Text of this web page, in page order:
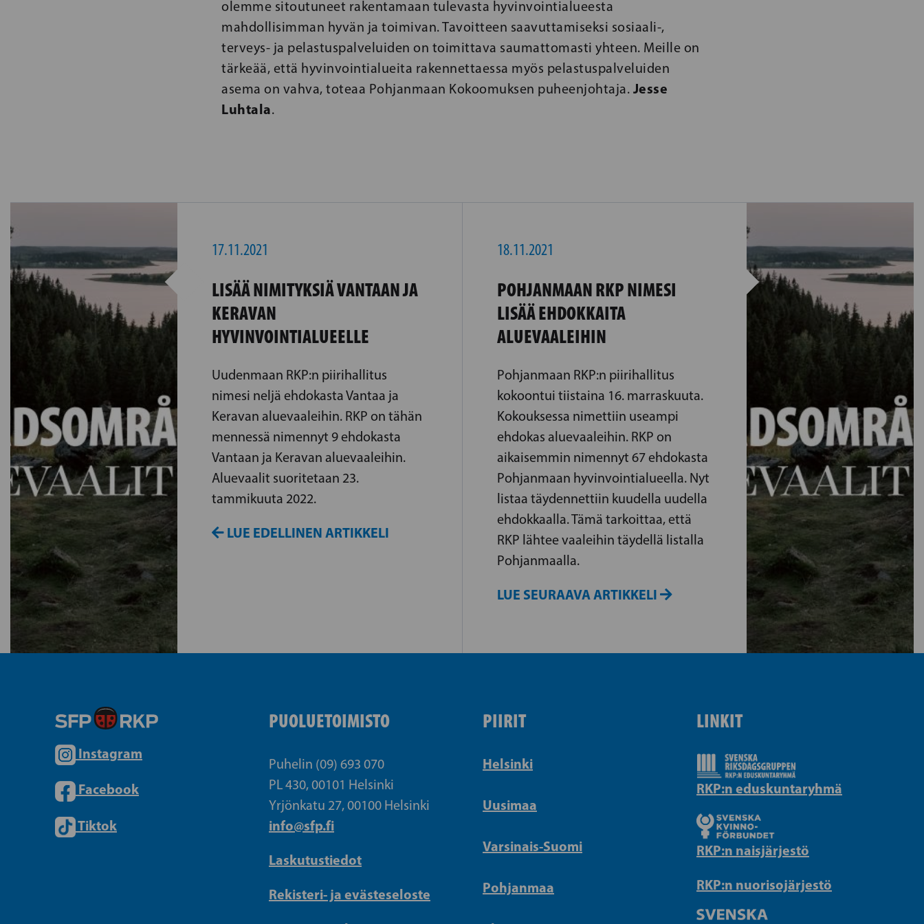
olemme sitoutuneet rakentamaan tulevasta hyvinvointialueesta
mahdollisimman hyvän ja toimivan. Tavoitteen saavuttamiseksi sosiaali-,
terveys- ja pelastuspalveluiden on toimittava saumattomasti yhteen. Meille on
tärkeää, että hyvinvointialueita rakennettaessa myös pelastuspalveluiden
asema on vahva, toteaa Pohjanmaan Kokoomuksen puheenjohtaja. Jesse
Luhtala.
17.11.2021
LISÄÄ NIMITYKSIÄ VANTAAN JA
KERAVAN
HYVINVOINTIALUEELLE
Uudenmaan RKP:n piirihallitus
nimesi neljä ehdokasta Vantaa ja
Keravan aluevaaleihin. RKP on tähän
mennessä nimennyt 9 ehdokasta
Vantaan ja Keravan aluevaaleihin.
Aluevaalit suoritetaan 23.
tammikuuta 2022.
LUE EDELLINEN ARTIKKELI
18.11.2021
POHJANMAAN RKP NIMESI
LISÄÄ EHDOKKAITA
ALUEVAALEIHIN
Pohjanmaan RKP:n piirihallitus
kokoontui tiistaina 16. marraskuuta.
Kokouksessa nimettiin useampi
ehdokas aluevaaleihin. RKP on
aikaisemmin nimennyt 67 ehdokasta
Pohjanmaan hyvinvointialueella. Nyt
listaa täydennettiin kuudella uudella
ehdokkaalla. Tämä tarkoittaa, että
RKP lähtee vaaleihin täydellä listalla
Pohjanmaalla.
LUE SEURAAVA ARTIKKELI
Instagram
Facebook
Tiktok
PUOLUETOIMISTO
Puhelin (09) 693 070
PL 430, 00101 Helsinki
Yrjönkatu 27, 00100 Helsinki
info@sfp.fi
Laskutustiedot
Rekisteri- ja evästeseloste
PIIRIT
Helsinki
Uusimaa
Varsinais-Suomi
Pohjanmaa
LINKIT
RKP:n eduskuntaryhmä
RKP:n naisjärjestö
RKP:n nuorisojärjestö